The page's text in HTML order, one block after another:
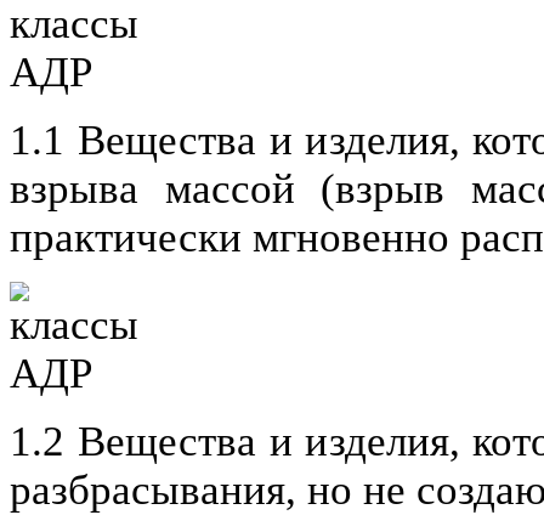
1.1 Вещества и изделия,
взрыва массой (взрыв
практически мгновенно
1.2 Вещества и изделия,
разбрасывания, но не